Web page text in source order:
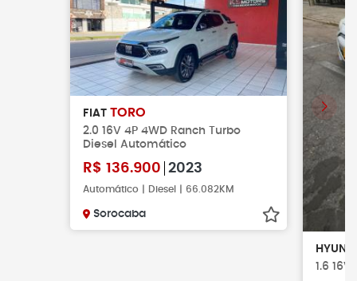
FIAT TORO
2.0 16V 4P 4WD Ranch Turbo
Diesel Automático
R$ 136.900 2023
Automático | Diesel | 66.082KM
Sorocaba
1.6